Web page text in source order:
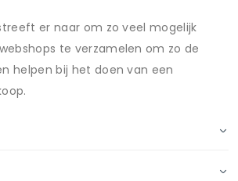
er naar om zo veel mogelijk
te verzamelen om zo de
helpen bij het doen van een